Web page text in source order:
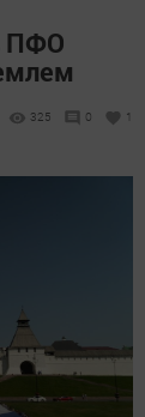
ПФО
325 0 1